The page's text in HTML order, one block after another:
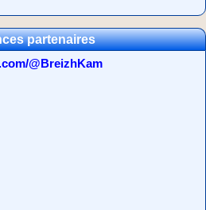
partenaires
@BreizhKam